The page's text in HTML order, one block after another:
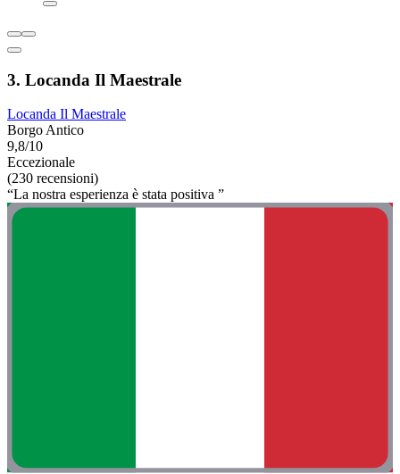
3. Locanda Il Maestrale
Locanda Il Maestrale
Borgo Antico
9,8/10
Eccezionale
(230 recensioni)
“La nostra esperienza è stata positiva ”